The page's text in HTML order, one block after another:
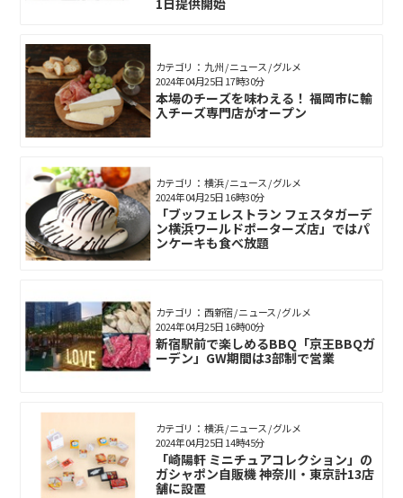
1日提供開始
カテゴリ： 九州 / ニュース / グルメ
本場のチーズを味わえる！ 福岡市に輸
入チーズ専門店がオープン
2024年04月25日 17時30分
カテゴリ： 横浜 / ニュース / グルメ
「ブッフェレストラン フェスタガーデ
ン横浜ワールドポーターズ店」ではパ
ンケーキも食べ放題
2024年04月25日 16時30分
カテゴリ： 西新宿 / ニュース / グルメ
新宿駅前で楽しめるBBQ「京王BBQガ
ーデン」GW期間は3部制で営業
2024年04月25日 16時00分
カテゴリ： 横浜 / ニュース / グルメ
「崎陽軒 ミニチュアコレクション」の
ガシャポン自販機 神奈川・東京計13店
舗に設置
2024年04月25日 14時45分